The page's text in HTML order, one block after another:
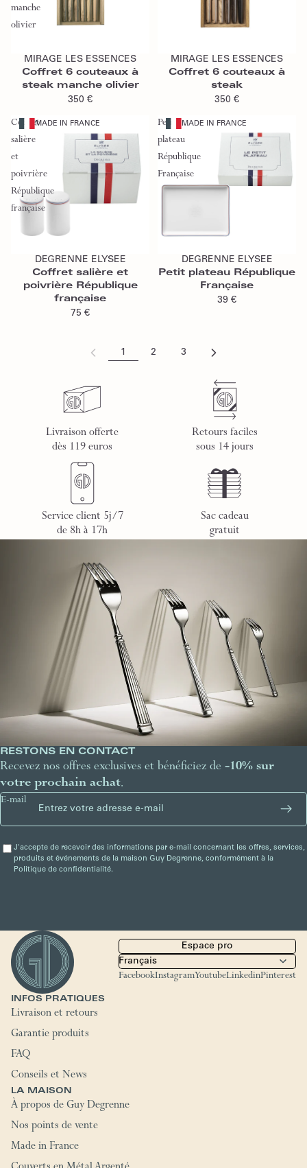
manche
olivier
MIRAGE LES ESSENCES
Coffret 6 couteaux à
steak manche olivier
350 €
MIRAGE LES ESSENCES
Coffret 6 couteaux à
steak
350 €
Coffret
salière
et
poivrière
République
française
MADE IN FRANCE
Ajouter au panier
DEGRENNE ELYSEE
Coffret salière et
poivrière République
française
75 €
Petit
plateau
République
Française
MADE IN FRANCE
Ajouter au panier
DEGRENNE ELYSEE
Petit plateau République
Française
39 €
1 2 3
Livraison offerte
dès 119 euros
Retours faciles
sous 14 jours
Service client 5j/7
de 8h à 17h
Sac cadeau
gratuit
RESTONS EN CONTACT
Recevez nos offres exclusives et bénéficiez de -10% sur
votre prochain achat.
E-mail
J'accepte de recevoir des informations par e-mail concernant les offres, services,
produits et événements de la maison Guy Degrenne, conformément à la
Politique de confidentialité.
Espace pro
FacebookInstagramYoutubeLinkedinPinterest
INFOS PRATIQUES
Livraison et retours
Garantie produits
FAQ
Conseils et News
LA MAISON
À propos de Guy Degrenne
Nos points de vente
Made in France